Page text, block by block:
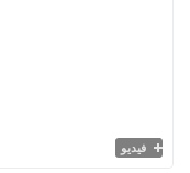
فيديو